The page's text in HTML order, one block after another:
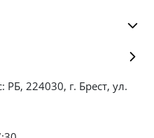
224030, г. Брест, ул.